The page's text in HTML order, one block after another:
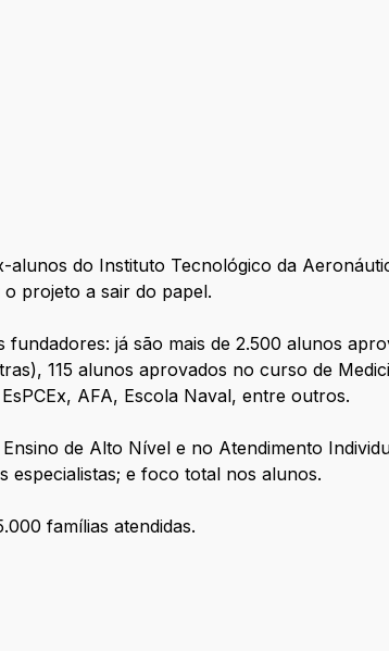
do Instituto Tecnológico da
projeto a sair do papel.
já são mais de 2.500 alunos
115 alunos aprovados no curso de
AFA, Escola Naval, entre outros.
de Alto Nível e no Atendimento
especialistas; e foco total nos alunos.
famílias atendidas.